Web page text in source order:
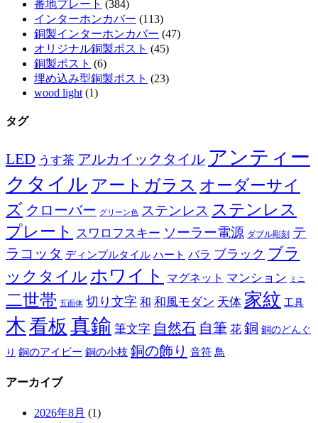
番地プレート (384)
インターホンカバー (113)
銅製インターホンカバー (47)
オリジナル銅製ポスト (45)
銅製ポスト (6)
埋め込み型銅製ポスト (23)
wood light (1)
タグ
LED うす茶 アルカイックタイル アンティー
クタイル アートガラス オーダーサイ
ズ クローバー グリーン色 ステンレス ステンレス
プレート スワロフスキー ソーラー電源 ダブル彫刻 テ
ラコッタ ディンプルタイル ハート バラ ブラック ブラ
ックタイル ホワイト マグネット マンション ミニ
二世帯 五面体 切り文字 和 和風モダン 天体 家紋 工具
木看板 真鍮 筆文字 自然石 自筆 花 銅 銅のどんぐ
り 銅のアイビー 銅の小枝 銅の飾り 音符 鳥
アーカイブ
2026年8月 (1)